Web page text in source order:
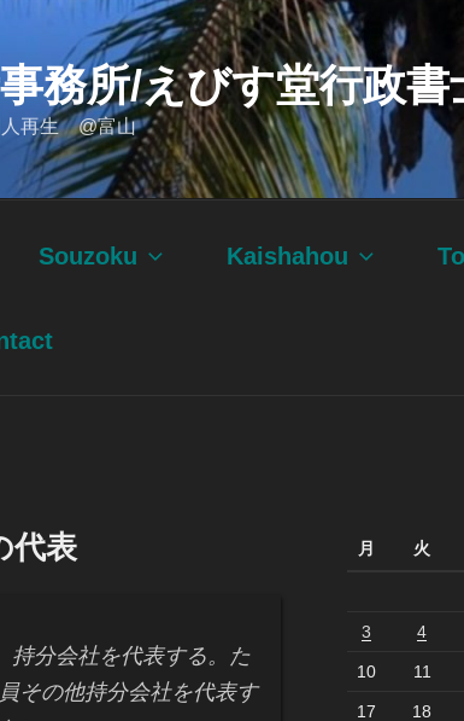
務所/えびす堂行政書
再生 @富山
Souzoku Kaishahou
代表
分会社を代表する。た
その他持分会社を代表す
月 火
3 4
10 11
17 18